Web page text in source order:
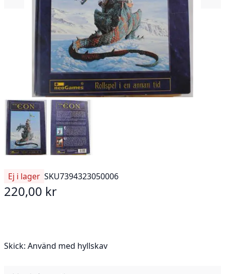
Ej i lager SKU7394323050006
220,00 kr
Skick: Använd med hyllskav